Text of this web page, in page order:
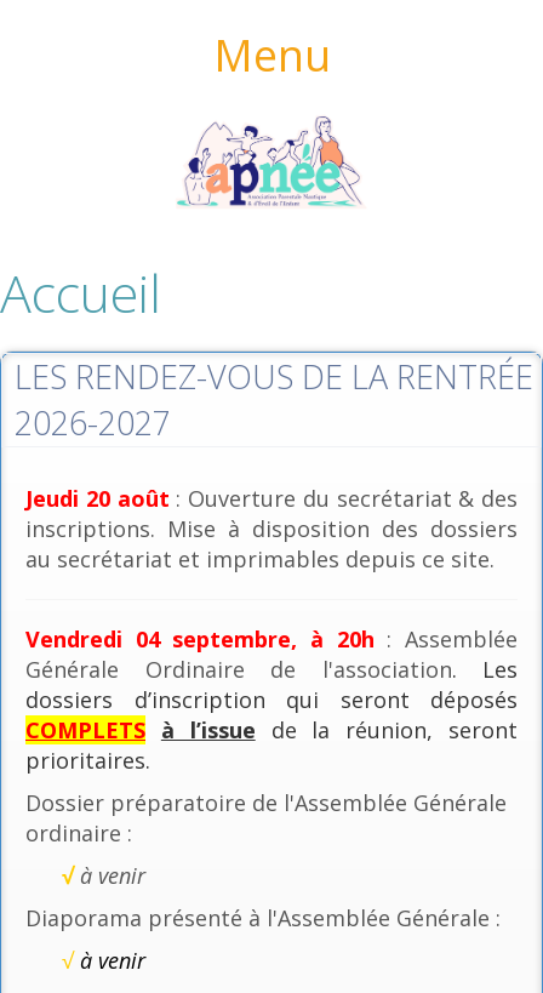
Menu
Accueil
LES RENDEZ-VOUS DE LA RENTRÉE
2026-2027
Jeudi 20 août : Ouverture du secrétariat & des
inscriptions. Mise à disposition des dossiers
au secrétariat et imprimables depuis ce site.
Vendredi 04 septembre, à 20h : Assemblée
Générale Ordinaire de l'association. Les
dossiers d’inscription qui seront déposés
COMPLETS à l’issue de la réunion, seront
prioritaires.
Dossier préparatoire de l'Assemblée Générale
ordinaire :
√ à venir
Diaporama présenté à l'Assemblée Générale :
√à venir